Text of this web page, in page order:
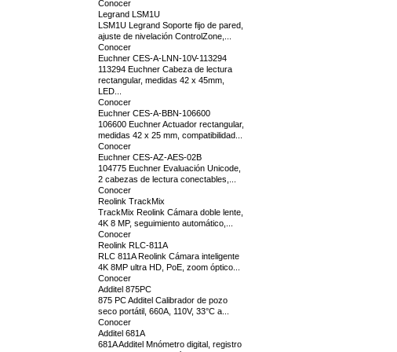
Conocer
Legrand LSM1U
LSM1U Legrand Soporte fijo de pared,
ajuste de nivelación ControlZone,...
Conocer
Euchner CES-A-LNN-10V-113294
113294 Euchner Cabeza de lectura
rectangular, medidas 42 x 45mm,
LED...
Conocer
Euchner CES-A-BBN-106600
106600 Euchner Actuador rectangular,
medidas 42 x 25 mm, compatibilidad...
Conocer
Euchner CES-AZ-AES-02B
104775 Euchner Evaluación Unicode,
2 cabezas de lectura conectables,...
Conocer
Reolink TrackMix
TrackMix Reolink Cámara doble lente,
4K 8 MP, seguimiento automático,...
Conocer
Reolink RLC-811A
RLC 811A Reolink Cámara inteligente
4K 8MP ultra HD, PoE, zoom óptico...
Conocer
Additel 875PC
875 PC Additel Calibrador de pozo
seco portátil, 660A, 110V, 33°C a...
Conocer
Additel 681A
681A Additel Mnómetro digital, registro